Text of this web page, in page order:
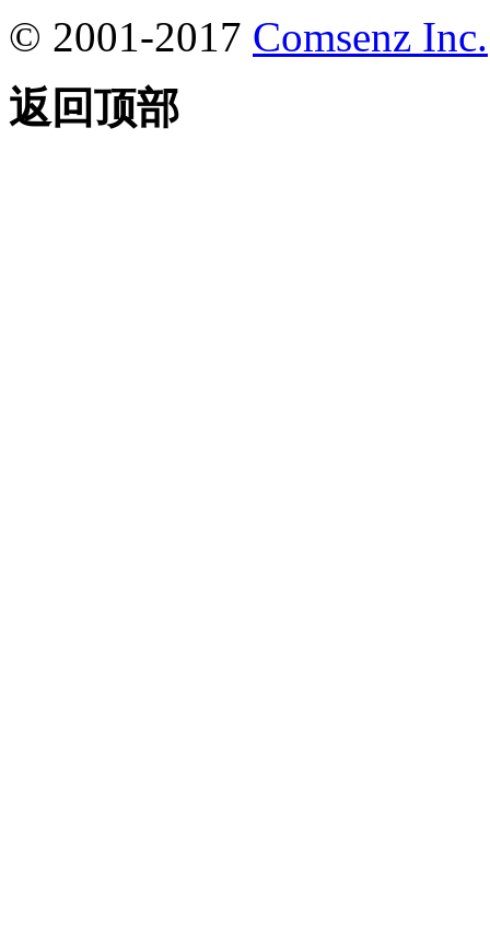
© 2001-2017 Comsenz Inc.
返回顶部